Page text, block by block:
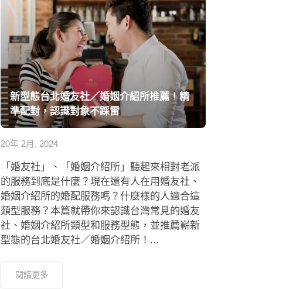
新型態台北婚友社／婚姻介紹所推薦！精
準配對，認識對象不踩雷
20年 2月, 2024
「婚友社」、「婚姻介紹所」聽起來相對老派
的服務到底是什麼？現在還有人在用婚友社、
婚姻介紹所的婚配服務嗎？什麼樣的人適合這
類型服務？本篇就帶你來認識台灣常見的婚友
社、婚姻介紹所類型和服務型態，並推薦嶄新
型態的台北婚友社／婚姻介紹所！...
閱讀更多